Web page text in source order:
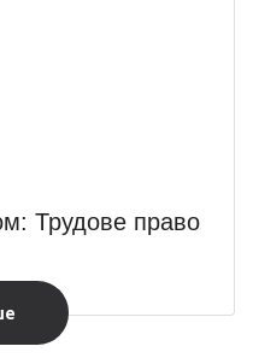
Трудове право